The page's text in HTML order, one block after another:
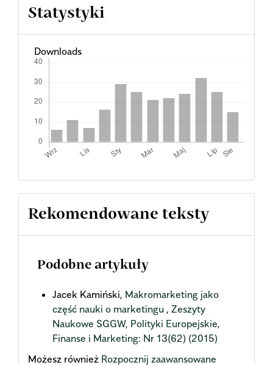
Statystyki
Downloads
Rekomendowane teksty
Podobne artykuły
Jacek Kamiński, Makromarketing jako
część nauki o marketingu , Zeszyty
Naukowe SGGW, Polityki Europejskie,
Finanse i Marketing: Nr 13(62) (2015)
Możesz również Rozpocznij zaawansowane